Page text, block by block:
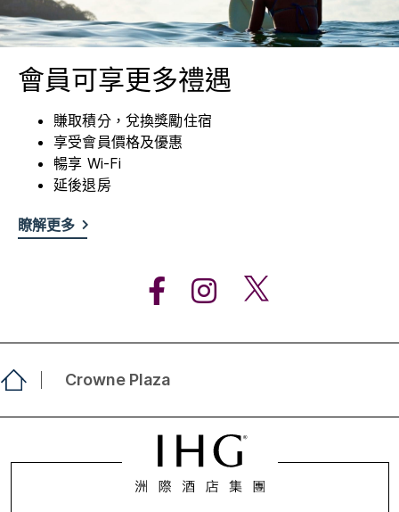
會員可享更多禮遇
賺取積分，兌換獎勵住宿
享受會員價格及優惠
暢享 Wi-Fi
延後退房
瞭解更多
Crowne Plaza